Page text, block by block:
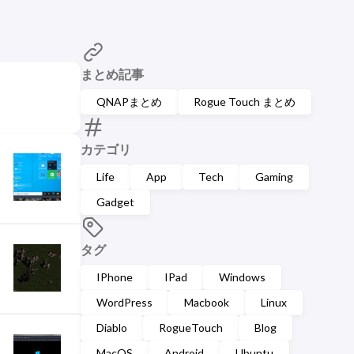
まとめ記事
QNAPまとめ Rogue Touch まとめ
カテゴリ
Life App Tech
Gaming
Gadget
タグ
IPhone IPad
Windows
WordPress
Macbook
Linux
Diablo
RogueTouch
Blog